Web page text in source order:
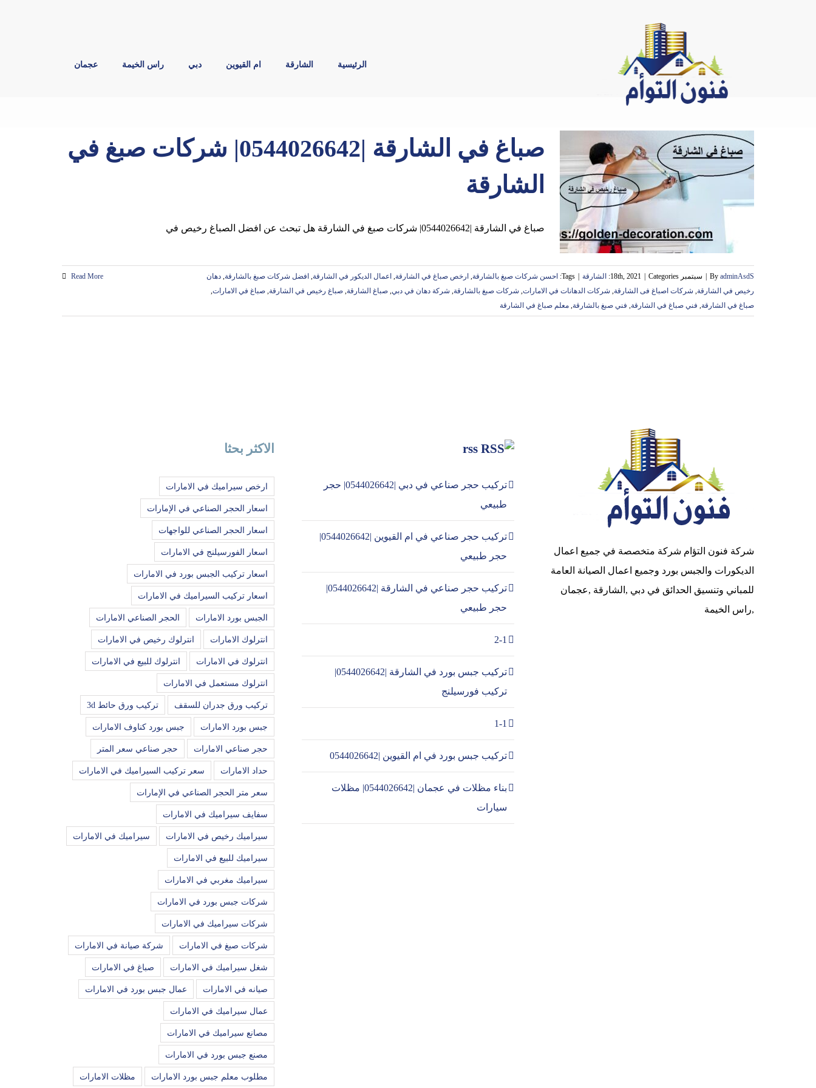
الرئيسية الشارقة ام القيوين دبي راس الخيمة عجمان
صباغ في الشارقة |0544026642| شركات صبغ في
الشارقة
صباغ في الشارقة |0544026642| شركات صبغ في الشارقة هل تبحث عن افضل الصباغ رخيص في
By adminAsdS سبتمبر 18th, 2021 Categories: الشارقة Tags: احسن شركات صبغ بالشارقة, ارخص صباغ في الشارقة, اعمال الديكور في الشارقة, افضل شركات صبغ بالشارقة, دهان
رخيص في الشارقة, شركات اصباغ فى الشارقة, شركات الدهانات في الامارات, شركات صبغ بالشارقة, شركة دهان في دبي, صباغ الشارقة, صباغ رخيص في الشارقة, صباغ في الامارات,
صباغ في الشارقة, فني صباغ في الشارقة, فني صبغ بالشارقة, معلم صباغ في الشارقة
Read More
شركة فنون التؤام شركة متخصصة في جميع اعمال
الديكورات والجبس بورد وجميع اعمال الصيانة العامة
للمباني وتنسيق الحدائق في دبي ,الشارقة ,عجمان
,راس الخيمة
rss
تركيب حجر صناعي في دبي |0544026642| حجر
طبيعي
تركيب حجر صناعي في ام القيوين |0544026642|
حجر طبيعي
تركيب حجر صناعي في الشارقة |0544026642|
حجر طبيعي
2-1
تركيب جبس بورد في الشارقة |0544026642|
تركيب فورسيلنج
1-1
تركيب جبس بورد في ام القيوين |0544026642
بناء مظلات في عجمان |0544026642| مظلات
سيارات
الاكثر بحثا
ارخص سيراميك في الامارات
اسعار الحجر الصناعي في الإمارات
اسعار الحجر الصناعي للواجهات
اسعار الفورسيلنج في الامارات
اسعار تركيب الجبس بورد في الامارات
اسعار تركيب السيراميك في الامارات
الجبس بورد الامارات الحجر الصناعي الامارات
انترلوك الامارات انترلوك رخيص في الامارات
انترلوك في الامارات انترلوك للبيع في الامارات
انترلوك مستعمل في الامارات
تركيب ورق جدران للسقف تركيب ورق حائط 3d
جبس بورد الامارات جبس بورد كناوف الامارات
حجر صناعي الامارات حجر صناعي سعر المتر
حداد الامارات سعر تركيب السيراميك في الامارات
سعر متر الحجر الصناعي في الإمارات
سفايف سيراميك في الامارات
سيراميك رخيص في الامارات سيراميك في الامارات
سيراميك للبيع في الامارات
سيراميك مغربي في الامارات
شركات جبس بورد في الامارات
شركات سيراميك في الامارات
شركات صبغ في الامارات شركة صيانة في الامارات
شغل سيراميك في الامارات صباغ في الامارات
صيانه في الامارات عمال جبس بورد في الامارات
عمال سيراميك في الامارات
مصانع سيراميك في الامارات
مصنع جبس بورد في الامارات
مطلوب معلم جبس بورد الامارات مظلات الامارات